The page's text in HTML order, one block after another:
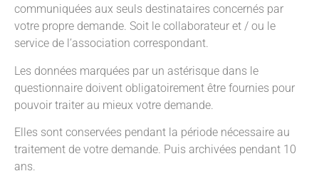
communiquées aux seuls destinataires concernés par
votre propre demande. Soit le collaborateur et / ou le
service de l’association correspondant.
Les données marquées par un astérisque dans le
questionnaire doivent obligatoirement être fournies pour
pouvoir traiter au mieux votre demande.
Elles sont conservées pendant la période nécessaire au
traitement de votre demande. Puis archivées pendant 10
ans.